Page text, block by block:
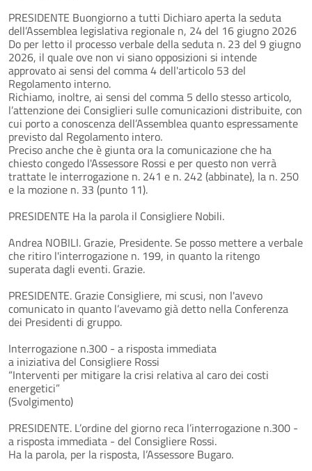
PRESIDENTE Buongiorno a tutti Dichiaro aperta la seduta
dell’Assemblea legislativa regionale n, 24 del 16 giugno 2026
Do per letto il processo verbale della seduta n. 23 del 9 giugno
2026, il quale ove non vi siano opposizioni si intende
approvato ai sensi del comma 4 dell'articolo 53 del
Regolamento interno.
Richiamo, inoltre, ai sensi del comma 5 dello stesso articolo,
l’attenzione dei Consiglieri sulle comunicazioni distribuite, con
cui porto a conoscenza dell’Assemblea quanto espressamente
previsto dal Regolamento intero.
Preciso anche che è giunta ora la comunicazione che ha
chiesto congedo l'Assessore Rossi e per questo non verrà
trattate le interrogazione n. 241 e n. 242 (abbinate), la n. 250
e la mozione n. 33 (punto 11).
PRESIDENTE Ha la parola il Consigliere Nobili.
Andrea NOBILI. Grazie, Presidente. Se posso mettere a verbale
che ritiro l'interrogazione n. 199, in quanto la ritengo
superata dagli eventi. Grazie.
PRESIDENTE. Grazie Consigliere, mi scusi, non l'avevo
comunicato in quanto l’avevamo già detto nella Conferenza
dei Presidenti di gruppo.
Interrogazione n.300 - a risposta immediata
a iniziativa del Consigliere Rossi
“Interventi per mitigare la crisi relativa al caro dei costi
energetici”
(Svolgimento)
PRESIDENTE. L’ordine del giorno reca l’interrogazione n.300 -
a risposta immediata - del Consigliere Rossi.
Ha la parola, per la risposta, l’Assessore Bugaro.